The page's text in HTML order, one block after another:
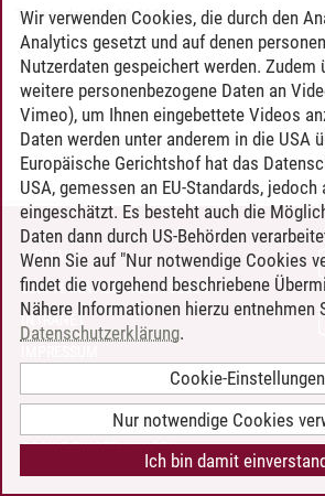
Timo Leder/30.06.2024
KONTAKT
LEUPHANA ALS ARBEITGEBER
INTRANET
BARRIEREFREIHEIT
COOKIE-EINSTELLUNGEN
Wir verwenden Cookies, die durch den
Analytics gesetzt und auf denen
Nutzerdaten gespeichert werden.
weitere personenbezogene Daten an
Vimeo), um Ihnen eingebettete Videos
Daten werden unter anderem in die USA
Europäische Gerichtshof hat das
USA, gemessen an EU-Standards,
eingeschätzt. Es besteht auch die
Daten dann durch US-Behörden
Wenn Sie auf "Nur notwendige Cookies
findet die vorgehend beschriebene
Nähere Informationen hierzu entnehmen
Datenschutzerklärung.
Cookie-Einstellungen
Nur notwendige Cookies
Ich bin damit